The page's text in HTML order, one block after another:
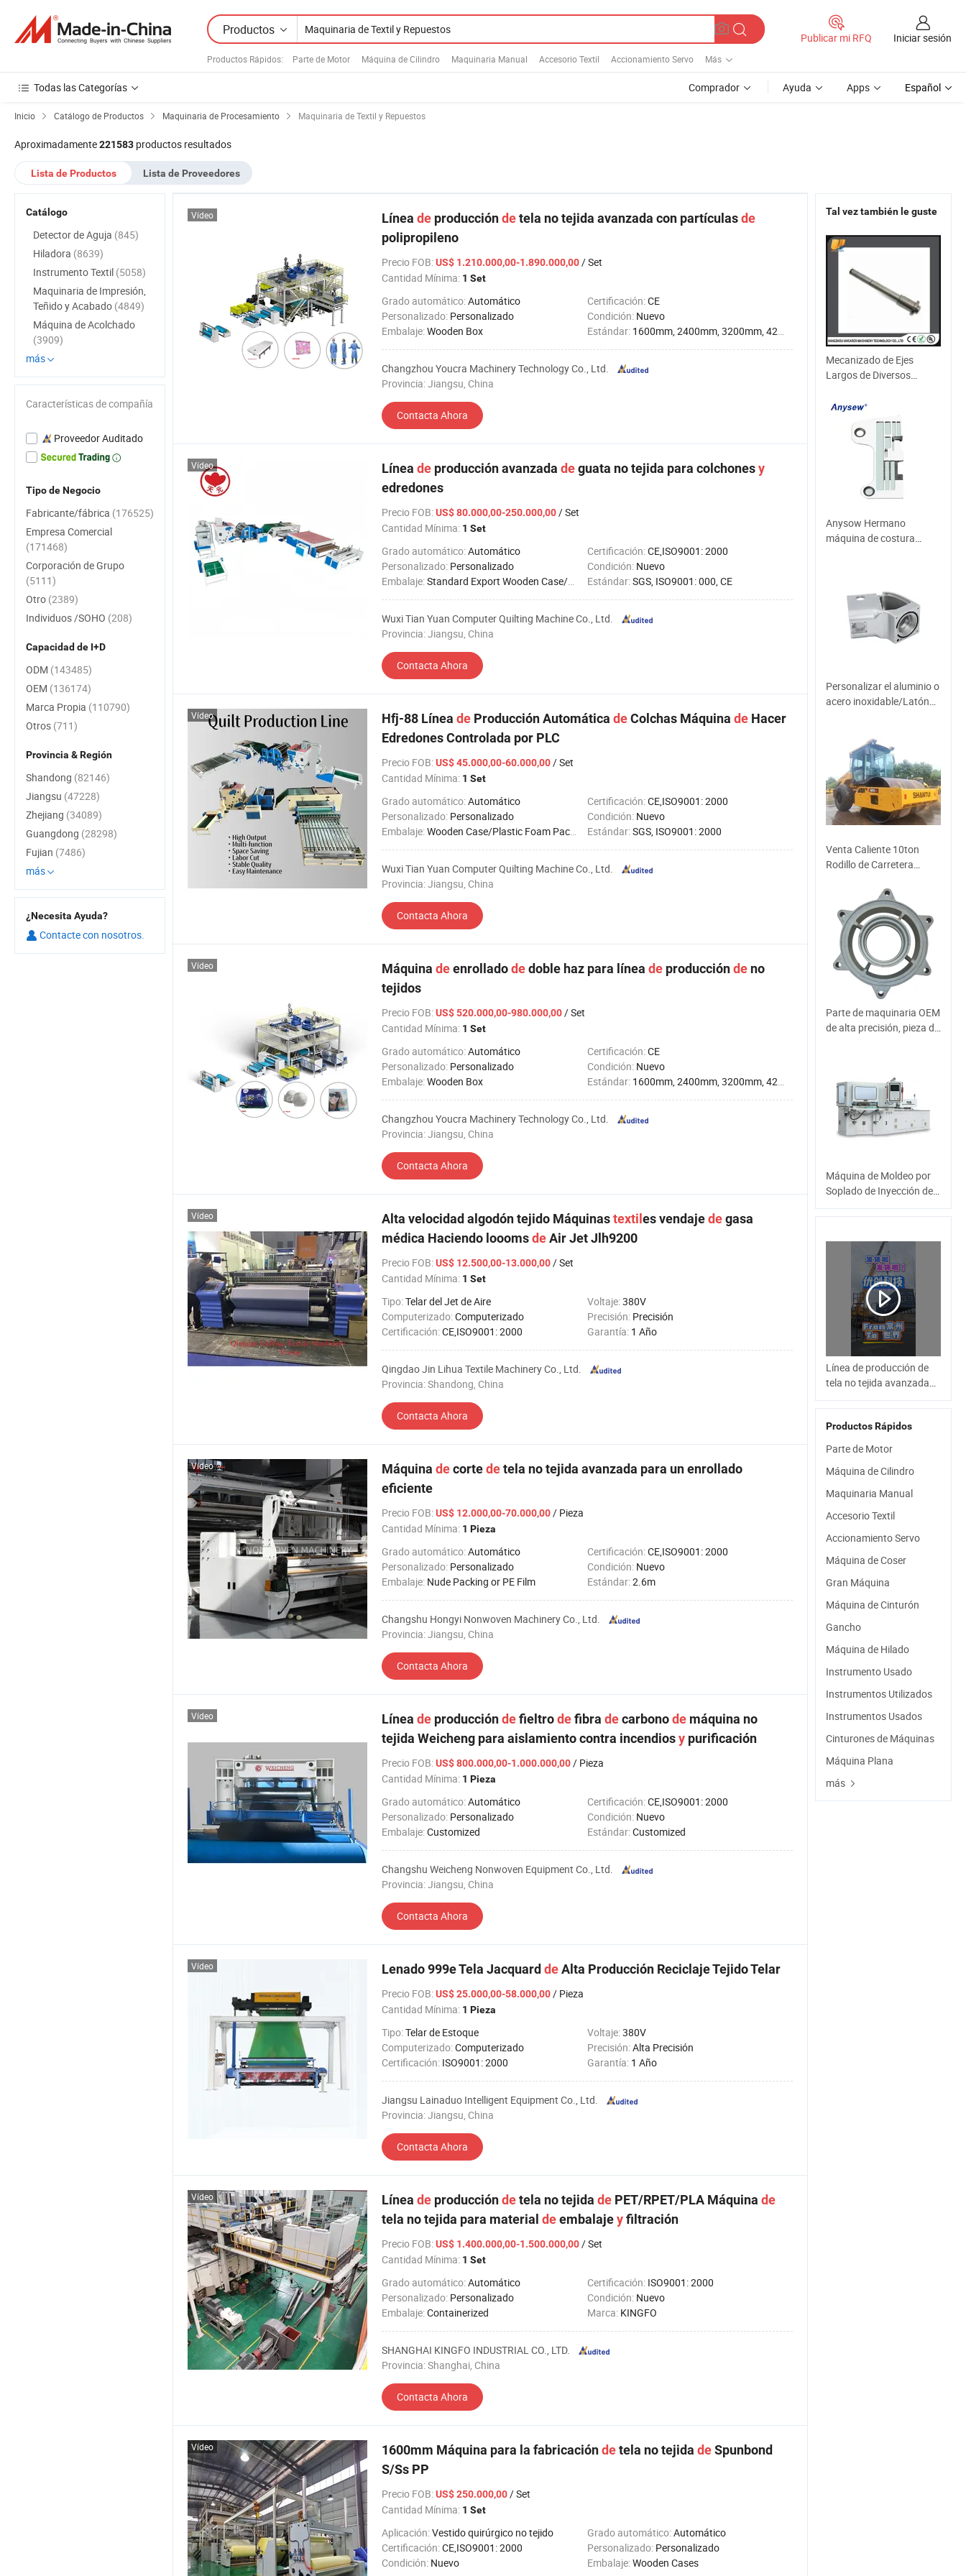
Productos
Productos Rápidos: Parte de Motor Máquina de Cilindro Maquinaria Manual Accesorio Textil Accionamiento Servo Más
Publicar mi RFQ Iniciar sesión
Todas las Categorías Comprador Ayuda Apps Español
Inicio Catálogo de Productos Maquinaria de Procesamiento Maquinaria de Textil y Repuestos
Aproximadamente221583 productos resultados
Lista de Productos Lista de Proveedores
Línea de produccióndetela no tejida avanzada con partículasde
polipropileno
Precio FOB:US$ 1.210.000,00-1.890.000,00/ Set
Cantidad Mínima: 1 Set
Grado automático:Automático Certificación:CE
Personalizado: Personalizado Condición: Nuevo
Embalaje:Wooden Box Estándar: 1600mm, 2400mm, 3200mm, 4200mm
Changzhou Youcra Machinery Technology Co., Ltd.
Provincia: Jiangsu, China
Contacta Ahora
Vídeo
Línea de producción avanzada deguata no tejida para colchonesy
edredones
Precio FOB:US$ 80.000,00-250.000,00/ Set
Cantidad Mínima: 1 Set
Grado automático:Automático Certificación:CE,ISO9001: 2000
Personalizado: Personalizado Condición: Nuevo
Embalaje:Standard Export Wooden Case/Plastic Foam Packing Estándar:SGS, ISO9001: 000, CE
Wuxi Tian Yuan Computer Quilting Machine Co., Ltd.
Provincia: Jiangsu, China
Contacta Ahora
Vídeo
Hfj-88 Línea de Producción Automática deColchas Máquina de Hacer
Edredones Controlada por PLC
Precio FOB:US$ 45.000,00-60.000,00/ Set
Cantidad Mínima: 1 Set
Grado automático:Automático Certificación:CE,ISO9001: 2000
Personalizado: Personalizado Condición: Nuevo
Embalaje:Wooden Case/Plastic Foam Packing Estándar:SGS, ISO9001: 2000
Wuxi Tian Yuan Computer Quilting Machine Co., Ltd.
Provincia: Jiangsu, China
Contacta Ahora
Vídeo
Máquina deenrolladodedoble haz para línea de producciónde no
tejidos
Precio FOB:US$ 520.000,00-980.000,00/ Set
Cantidad Mínima: 1 Set
Grado automático:Automático Certificación:CE
Personalizado: Personalizado Condición: Nuevo
Embalaje:Wooden Box Estándar: 1600mm, 2400mm, 3200mm, 4200mm
Changzhou Youcra Machinery Technology Co., Ltd.
Provincia: Jiangsu, China
Contacta Ahora
Vídeo
Alta velocidad algodón tejido Máquinastextil es vendajedegasa
médica Haciendo looomsdeAir Jet Jlh9200
Precio FOB:US$ 12.500,00-13.000,00/ Set
Cantidad Mínima: 1 Set
Tipo:Telar del Jet de Aire Voltaje:380V
Computerizado:Computerizado Precisión: Precisión
Certificación:CE,ISO9001: 2000 Garantía: 1 Año
Qingdao Jin Lihua Textile Machinery Co., Ltd.
Provincia: Shandong, China
Contacta Ahora
Vídeo
Máquina decortedetela no tejida avanzada para un enrollado
eficiente
Precio FOB:US$ 12.000,00-70.000,00/ Pieza
Cantidad Mínima: 1 Pieza
Grado automático:Automático Certificación:CE,ISO9001: 2000
Personalizado: Personalizado Condición: Nuevo
Embalaje: Nude Packing or PE Film Estándar:2.6m
Changshu Hongyi Nonwoven Machinery Co., Ltd.
Provincia: Jiangsu, China
Contacta Ahora
Vídeo
Línea de produccióndefieltrodefibra decarbonode máquina no
tejida Weicheng para aislamiento contra incendiosy purificación
Precio FOB:US$ 800.000,00-1.000.000,00/ Pieza
Cantidad Mínima: 1 Pieza
Grado automático:Automático Certificación:CE,ISO9001: 2000
Personalizado: Personalizado Condición: Nuevo
Embalaje:Customized Estándar:Customized
Changshu Weicheng Nonwoven Equipment Co., Ltd.
Provincia: Jiangsu, China
Contacta Ahora
Vídeo
Lenado 999e Tela Jacquard deAlta Producción Reciclaje Tejido Telar
Precio FOB:US$ 25.000,00-58.000,00/ Pieza
Cantidad Mínima: 1 Pieza
Tipo:Telar de Estoque Voltaje:380V
Computerizado:Computerizado Precisión:Alta Precisión
Certificación: ISO9001: 2000 Garantía: 1 Año
Jiangsu Lainaduo Intelligent Equipment Co., Ltd.
Provincia: Jiangsu, China
Contacta Ahora
Vídeo
Línea de produccióndetela no tejida de PET/RPET/PLA Máquina de
tela no tejida para material deembalajeyfiltración
Precio FOB:US$ 1.400.000,00-1.500.000,00/ Set
Cantidad Mínima: 1 Set
Grado automático:Automático Certificación: ISO9001: 2000
Personalizado: Personalizado Condición: Nuevo
Embalaje:Containerized Marca: KINGFO
SHANGHAI KINGFO INDUSTRIAL CO., LTD.
Provincia: Shanghai, China
Contacta Ahora
Vídeo
1600mm Máquina para la fabricacióndetela no tejida deSpunbond
S/Ss PP
Precio FOB:US$ 250.000,00/ Set
Cantidad Mínima: 1 Set
Aplicación:Vestido quirúrgico no tejido Grado automático:Automático
Certificación:CE,ISO9001: 2000 Personalizado: Personalizado
Condición: Nuevo Embalaje:Wooden Cases
Vídeo
Tal vez también le guste
Mecanizado de Ejes
Largos de Diversos
Anysow Hermano
máquina de costura
Personalizar el aluminio o
acero inoxidable/Latón
CNC/piezas
mecanizadas/Auto
partes y piezas de
iluminación
Venta Caliente 10ton
Rodillo de Carretera
Shantui Sr10-B6
Parte de maquinaria OEM
de alta precisión, pieza de
Máquina de Moldeo por
Soplado de Inyección de
Doble Servo para 100ml-
2000ml Contenedores
Agricultura/Goteador de
Jarabe Seco
Línea de producción de
tela no tejida avanzada
con partículas de
polipropileno
Productos Rápidos
Parte de Motor
Máquina de Cilindro
Maquinaria Manual
Accesorio Textil
Accionamiento Servo
Máquina de Coser
Gran Máquina
Máquina de Cinturón
Gancho
Máquina de Hilado
Instrumento Usado
Instrumentos Utilizados
Instrumentos Usados
Cinturones de Máquinas
Máquina Plana
más
Catálogo
Detector de Aguja (845)
Hiladora (8639)
Instrumento Textil (5058)
Maquinaria de Impresión,
Teñido y Acabado (4849)
Máquina de Acolchado
(3909)
más
Características de compañía
Proveedor Auditado
Tipo de Negocio
Fabricante/fábrica (176525)
Empresa Comercial
(171468)
Corporación de Grupo
(5111)
Otro (2389)
Individuos /SOHO (208)
Capacidad de I+D
ODM (143485)
OEM (136174)
Marca Propia (110790)
Otros (711)
Provincia & Región
Shandong (82146)
Jiangsu (47228)
Zhejiang (34089)
Guangdong (28298)
Fujian (7486)
más
¿Necesita Ayuda?
Contacte con nosotros.